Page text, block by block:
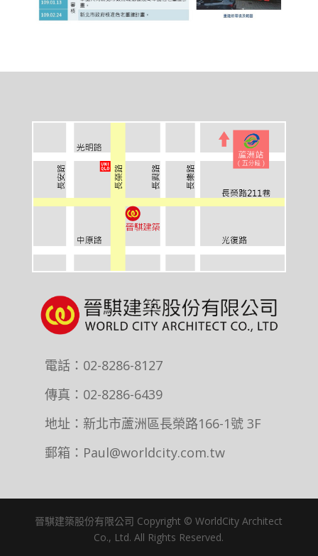
電話：02-8286-8127
傳真：02-8286-6439
地址：新北市蘆洲區長榮路166-1號 3F
郵箱：Paul@worldcity.com.tw
晉騏建築股份有限公司 Copyright © WorldCity Architect
Co., Ltd. All Rights Reserved.